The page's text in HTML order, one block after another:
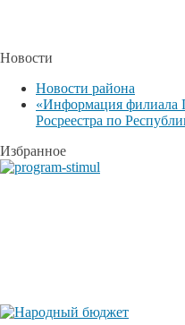
Новости
Новости района
«Информация филиала
Росреестра по
Избранное